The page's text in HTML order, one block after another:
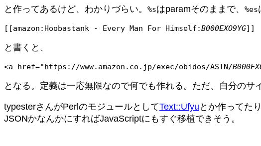
と作ってあるけど、わかりづらい。 %sはparamそのままで、 %es
[[amazon:Hoobastank - Every Man For Himself:B000EXO9YG]]
と書くと、
<a href="https://www.amazon.co.jp/exec/obidos/ASIN/
となる。定義は一応無限なので何でも作れる。ただ、自分の
typesterさんがPerlのモジュールとしてText::Ufyu とか作ってた
JSONかなんかにすればJavaScriptにもすぐ移植できそう。